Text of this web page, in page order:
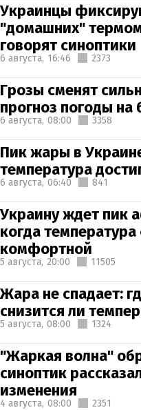
Украинцы
"домашних"
говорят синоптики
6 августа, 16:46 2373
Грозы сменят
прогноз погоды
6 августа, 08:00 3358
Пик жары в
температура
6 августа, 06:40 841
Украину ждет пик
когда температура
комфортной
5 августа, 20:00 11505
Жара не спадает:
снизится ли
5 августа, 08:00 1324
"Жаркая волна"
синоптик
изменения
4 августа, 08:00 2351